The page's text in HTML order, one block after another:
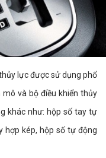
lực được sử dụng phổ
và bộ điều khiển thủy
khác như: hộp số tay tự
hợp kép, hộp số tự động